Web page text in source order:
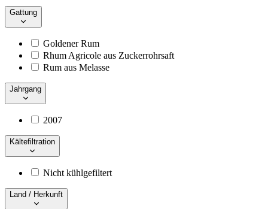
Gattung
Goldener Rum
Rhum Agricole aus Zuckerrohrsaft
Rum aus Melasse
Jahrgang
2007
Kältefiltration
Nicht kühlgefiltert
Land / Herkunft